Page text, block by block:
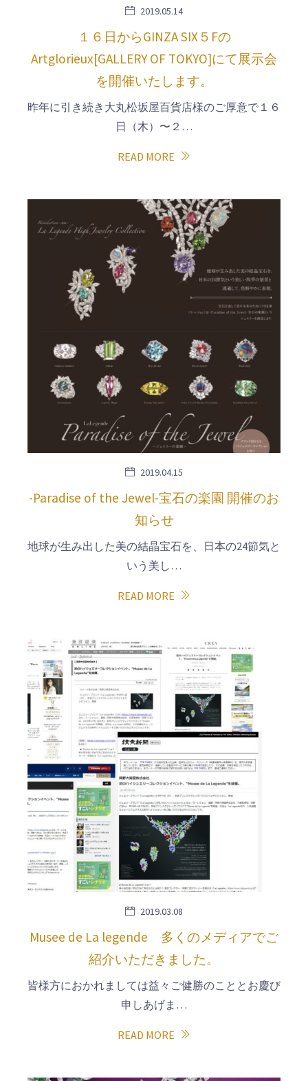
2019.05.14
１６日からGINZA SIX５Fの
Artglorieux[GALLERY OF TOKYO]にて展示会
を開催いたします。
昨年に引き続き大丸松坂屋百貨店様のご厚意で１６
日（木）〜２…
READ MORE
2019.04.15
-Paradise of the Jewel-宝石の楽園 開催のお
知らせ
地球が生み出した美の結晶宝石を、日本の24節気と
いう美し…
READ MORE
2019.03.08
Musee de La legende 多くのメディアでご
紹介いただきました。
皆様方におかれましては益々ご健勝のこととお慶び
申しあげま…
READ MORE